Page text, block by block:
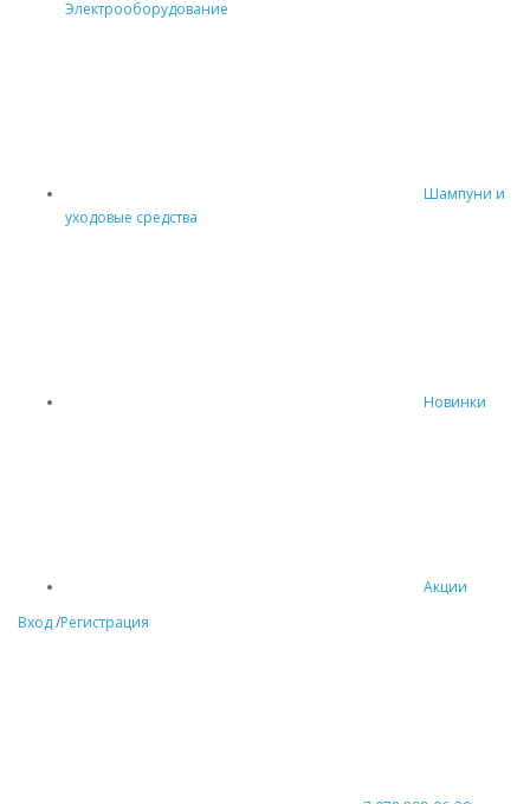
Электрооборудование
Шампуни и
уходовые средства
Новинки
Акции
Вход/Регистрация